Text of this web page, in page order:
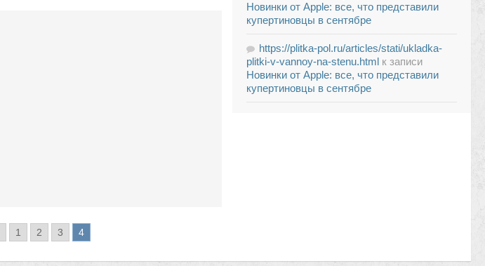
1 2 3 4
Новинки от Apple: все, что представили
купертиновцы в сентябре
https://plitka-pol.ru/articles/stati/ukladka-
plitki-v-vannoy-na-stenu.html к записи
Новинки от Apple: все, что представили
купертиновцы в сентябре